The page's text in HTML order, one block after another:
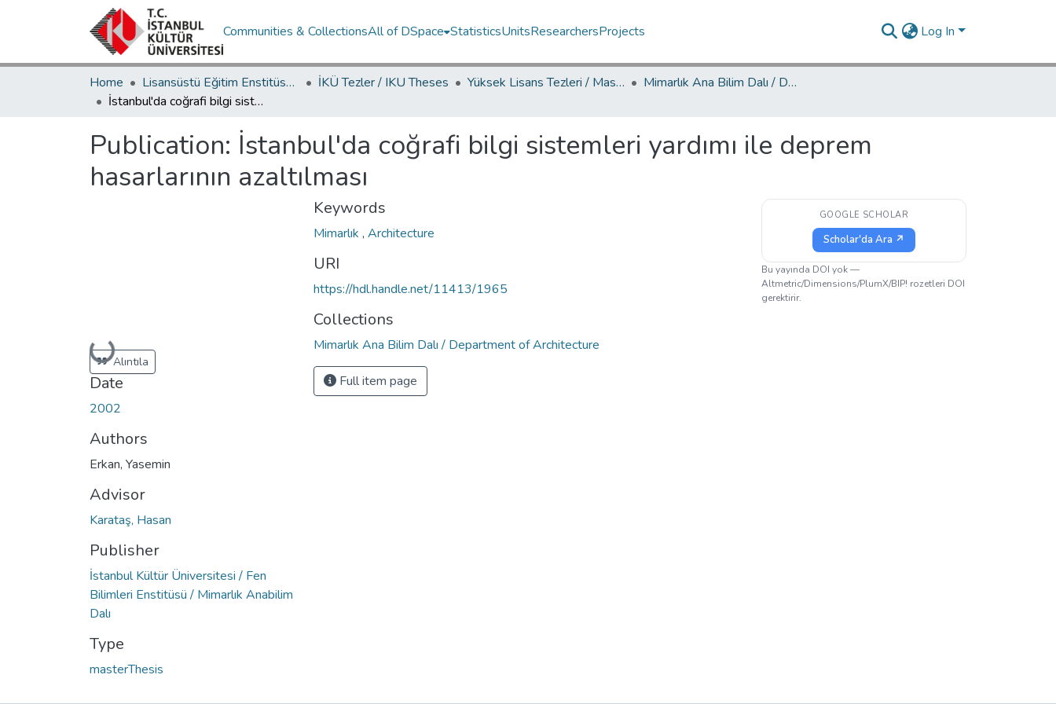
Communities & CollectionsAll of DSpace StatisticsUnitsResearchersProjects Log In
Home Lisansüstü Eğitim Enstitüsü / Postgraduate Education Institute İKÜ Tezler / IKU Theses Yüksek Lisans Tezleri / Master's Theses
Mimarlık Ana Bilim Dalı / Department of Architecture
İstanbul'da coğrafi bilgi sistemleri yardımı ile deprem hasarlarının azaltılması
Publication: İstanbul'da coğrafi bilgi sistemleri yardımı ile deprem
hasarlarının azaltılması
Loading...
Alıntıla
Date
2002
Authors
Erkan, Yasemin
Advisor
Karataş, Hasan
Publisher
İstanbul Kültür Üniversitesi / Fen
Bilimleri Enstitüsü / Mimarlık Anabilim
Dalı
Type
masterThesis
Keywords
Mimarlık , Architecture
URI
https://hdl.handle.net/11413/1965
Collections
Mimarlık Ana Bilim Dalı / Department of Architecture
Full item page
GOOGLE SCHOLAR
Scholar'da Ara ↗
Bu yayında DOI yok —
Altmetric/Dimensions/PlumX/BIP! rozetleri DOI
gerektirir.